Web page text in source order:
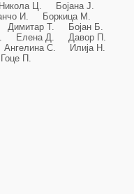
Ц. Бојана Ј.
И. Боркица М.
Димитар Т. Бојан Б.
Елена Д. Давор П.
С. Илија Н.
П.